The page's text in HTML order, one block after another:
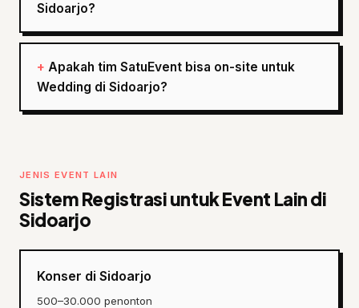
Sidoarjo?
Apakah tim SatuEvent bisa on-site untuk
Wedding di Sidoarjo?
JENIS EVENT LAIN
Sistem Registrasi untuk Event Lain di
Sidoarjo
Konser di Sidoarjo
500–30.000 penonton